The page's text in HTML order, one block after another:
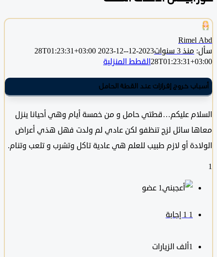
Rimel
منذ 3 سنوات 2023-12-28T01:23:31+03:00
2023-12-
القطط المنزلية
خروج إفرازات عند القطة الحامل
عليكم…قطتي حامل و من خمسة أيام وهي أحيانا ينزل
سائل لزج تنظفو لكن عادي لم ولدت فهل هذي أعراض
أو لازم طبيب للعلم هي عادية تاكل وتشرب و تلعب وتنام.
‫1 عضو
الزيارات